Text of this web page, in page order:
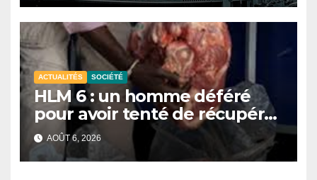
économiques
ACTUALITÉS SOCIÉTÉ
HLM 6 : un homme déféré
pour avoir tenté de récupérer
et revendre de la viande
impropre à la consommation
AOÛT 6, 2026